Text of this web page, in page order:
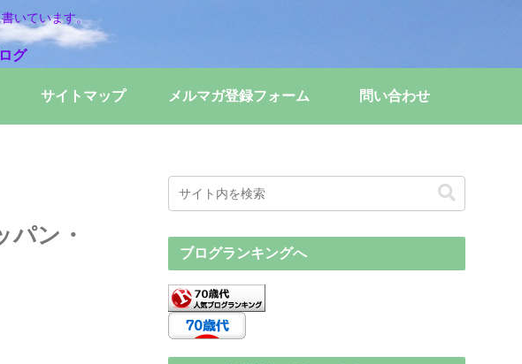
いています。
サイトマップ メルマガ登録フォーム 問い合わせ
パン・
ブログランキングへ